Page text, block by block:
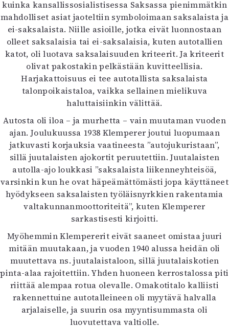
kuinka kansallissosialistisessa Saksassa pienimmätkin
mahdolliset asiat jaoteltiin symboloimaan saksalaista ja
ei-saksalaista. Niille asioille, jotka eivät luonnostaan
olleet saksalaisia tai ei-saksalaisia, kuten autotallien
katot, oli luotava saksalaisuuden kriteerit. Ja kriteerit
olivat pakostakin pelkästään kuvitteellisia.
Harjakattoisuus ei tee autotallista saksalaista
talonpoikaistaloa, vaikka sellainen mielikuva
haluttaisiinkin välittää.
Autosta oli iloa – ja murhetta – vain muutaman vuoden
ajan. Joulukuussa 1938 Klemperer joutui luopumaan
jatkuvasti korjauksia vaatineesta ”autojukuristaan”,
sillä juutalaisten ajokortit peruutettiin. Juutalaisten
autolla-ajo loukkasi ”saksalaista liikenneyhteisöä,
varsinkin kun he ovat häpeämättömästi jopa käyttäneet
hyödykseen saksalaisten työläisnyrkkien rakentamia
valtakunnanmoottoriteitä”, kuten Klemperer
sarkastisesti kirjoitti.
Myöhemmin Klempererit eivät saaneet omistaa juuri
mitään muutakaan, ja vuoden 1940 alussa heidän oli
muutettava ns. juutalaistaloon, sillä juutalaiskotien
pinta-alaa rajoitettiin. Yhden huoneen kerrostalossa piti
riittää alempaa rotua olevalle. Omakotitalo kalliisti
rakennettuine autotalleineen oli myytävä halvalla
arjalaiselle, ja suurin osa myyntisummasta oli
luovutettava valtiolle.